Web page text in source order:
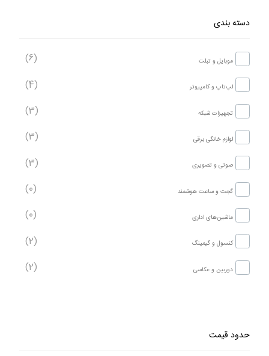
دسته بندی
موبایل و تبلت (6)
لپ‌تاپ و کامپیوتر (4)
تجهیزات شبکه (3)
لوازم خانگی برقی (3)
صوتی و تصویری (3)
گجت و ساعت هوشمند (0)
ماشین‌های اداری (0)
کنسول و گیمینگ (2)
دوربین و عکاسی (2)
حدود قیمت